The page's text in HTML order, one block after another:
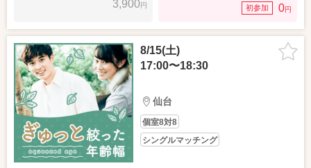
3,900円 初参加 0円
8/15(土)
17:00〜18:30
仙台
個室8対8
シングルマッチング